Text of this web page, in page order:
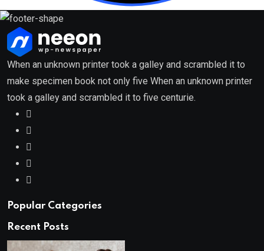
When an unknown printer took a galley and scrambled it to
make specimen book not only five When an unknown printer
took a galley and scrambled it to five centurie.
Popular Categories
Recent Posts